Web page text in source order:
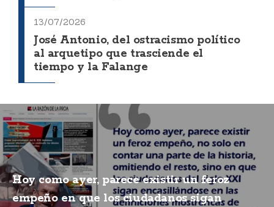
13/07/2026
José Antonio, del ostracismo político
al arquetipo que trasciende el
tiempo y la Falange
Hoy como ayer, parece existir un feroz
empeño en que los ciudadanos sigan